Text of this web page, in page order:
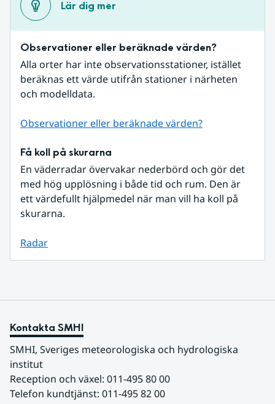
Lär dig mer
Observationer eller beräknade värden?
Alla orter har inte observationsstationer, istället
beräknas ett värde utifrån stationer i närheten
och modelldata.
Observationer eller beräknade värden?
Få koll på skurarna
En väderradar övervakar nederbörd och gör det
med hög upplösning i både tid och rum. Den är
ett värdefullt hjälpmedel när man vill ha koll på
skurarna.
Radar
Kontakta SMHI
SMHI, Sveriges meteorologiska och hydrologiska
institut
Reception och växel: 011-495 80 00
Telefon kundtjänst: 011-495 82 00